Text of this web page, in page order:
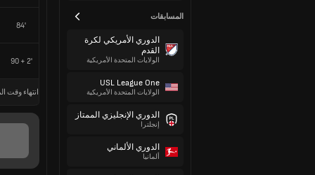
المسابقات
الدوري الأمريكي لكرة
القدم
الولايات المتحدة الأمريكية
USL League One
الولايات المتحدة الأمريكية
الدوري الإنجليزي الممتاز
إنجلترا
الدوري الألماني
ألمانيا
84'
90 + 2'
انتهاء وقت